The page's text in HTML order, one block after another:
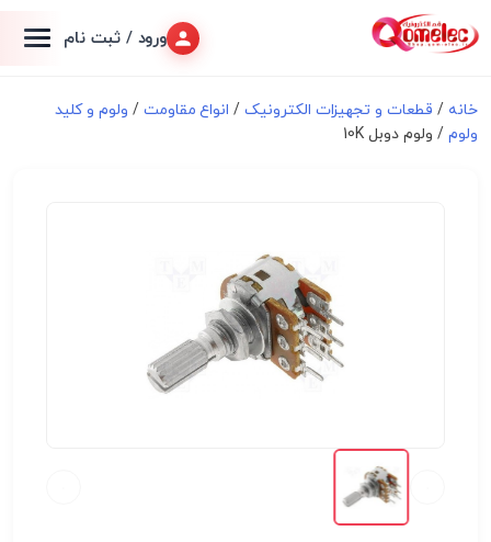
ورود / ثبت نام
خانه / قطعات و تجهیزات الکترونیک/ انواع مقاومت / ولوم و کلید
ولوم / ولوم دوبل 10K